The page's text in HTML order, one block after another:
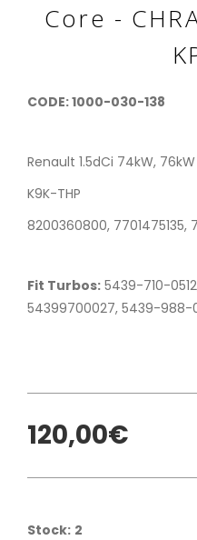
Core -
CODE: 1000-030-138
Renault 1.5dCi 74kW, 76kW
K9K-THP
8200360800, 7701475135,
Fit Turbos: 5439-710-
54399700027, 5439-988-
120,00€
Stock: 2